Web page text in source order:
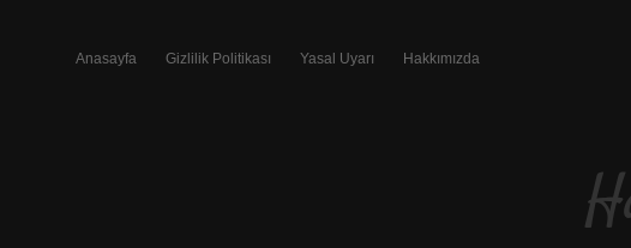
Anasayfa Gizlilik Politikası Yasal Uyarı Hakkımızda